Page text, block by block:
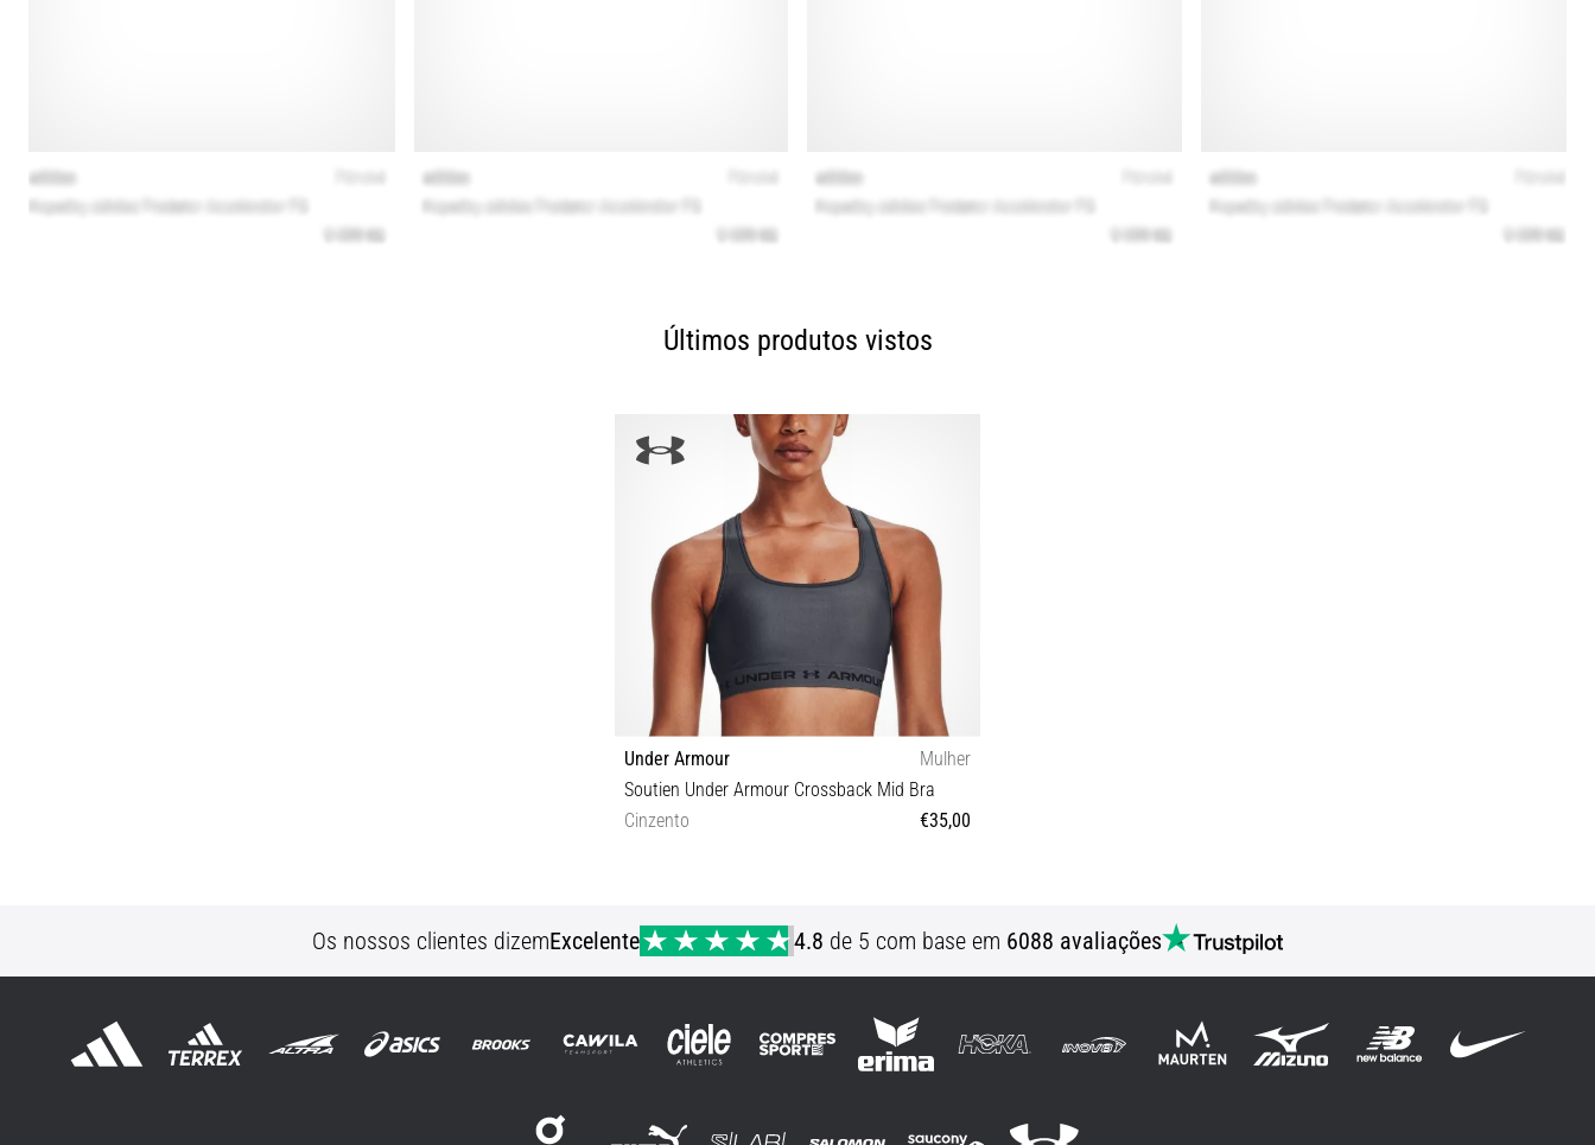
Últimos produtos vistos
Under Armour
Mulher
Soutien Under Armour Crossback Mid Bra
Cinzento
€35,00
Os nossos clientes dizemExcelente 4.8 de 5 com base em 6088 avaliações